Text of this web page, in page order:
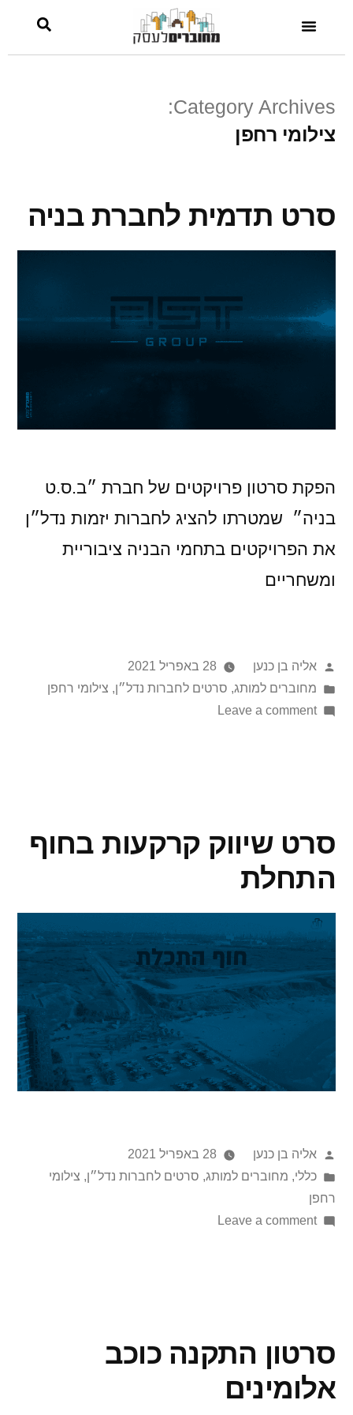
Category Archives:
צילומי רחפן
סרט תדמית לחברת בניה
הפקת סרטון פרויקטים של חברת ״ב.ס.ט
בניה״ שמטרתו להציג לחברות יזמות נדל״ן
את הפרויקטים בתחמי הבניה ציבוריית
ומשחריים
אליה בן כנען
28 באפריל 2021
מחוברים למותג, סרטים לחברות נדל״ן, צילומי רחפן
Leave a comment
סרט שיווק קרקעות בחוף
התחלת
אליה בן כנען
28 באפריל 2021
כללי, מחוברים למותג, סרטים לחברות נדל״ן, צילומי
רחפן
Leave a comment
סרטון התקנה כוכב
אלומינים